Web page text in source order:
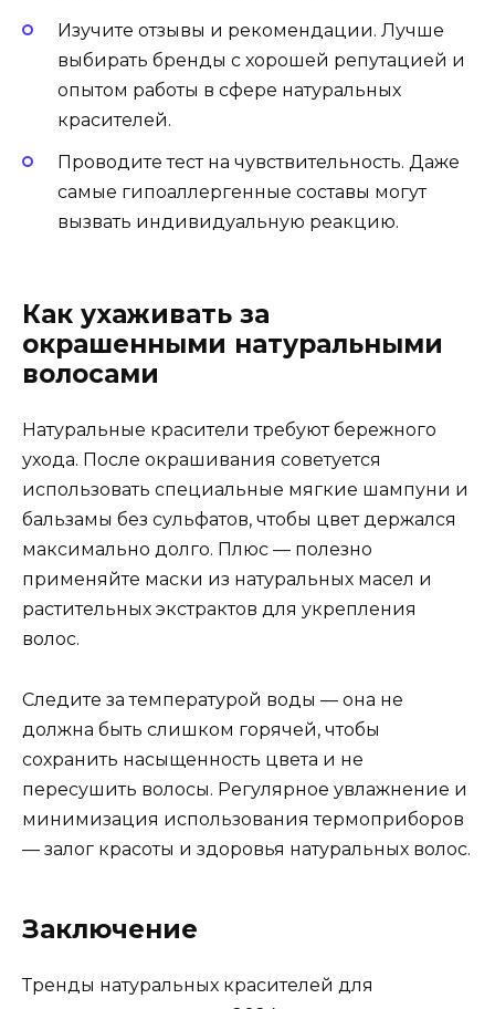
Изучите отзывы и рекомендации. Лучше
выбирать бренды с хорошей репутацией и
опытом работы в сфере натуральных
красителей.
Проводите тест на чувствительность. Даже
самые гипоаллергенные составы могут
вызвать индивидуальную реакцию.
Как ухаживать за
окрашенными натуральными
волосами
Натуральные красители требуют бережного
ухода. После окрашивания советуется
использовать специальные мягкие шампуни и
бальзамы без сульфатов, чтобы цвет держался
максимально долго. Плюс — полезно
применяйте маски из натуральных масел и
растительных экстрактов для укрепления
волос.
Следите за температурой воды — она не
должна быть слишком горячей, чтобы
сохранить насыщенность цвета и не
пересушить волосы. Регулярное увлажнение и
минимизация использования термоприборов
— залог красоты и здоровья натуральных волос.
Заключение
Тренды натуральных красителей для